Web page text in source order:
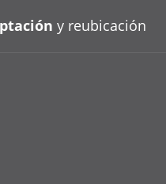
y reubicación